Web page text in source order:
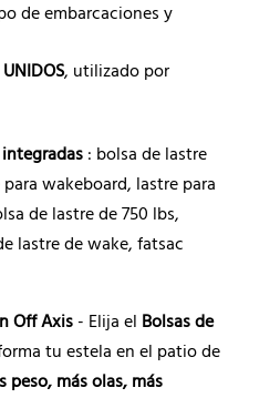
de embarcaciones y
UNIDOS, utilizado por
integradas: bolsa de lastre
wakeboard, lastre para
de lastre de 750 lbs,
lastre de wake, fatsac
Off Axis- Elija el Bolsas de
tu estela en el patio de
peso, más olas, más